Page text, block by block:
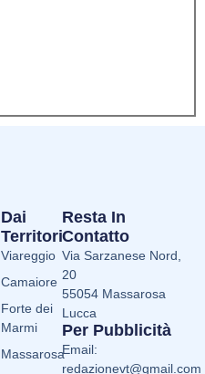
Dai
Territori
Viareggio
Camaiore
Forte dei
Marmi
Massarosa
Resta In
Contatto
Via Sarzanese Nord,
20
55054 Massarosa
Lucca
Per Pubblicità
Email:
redazionevt@gmail.com